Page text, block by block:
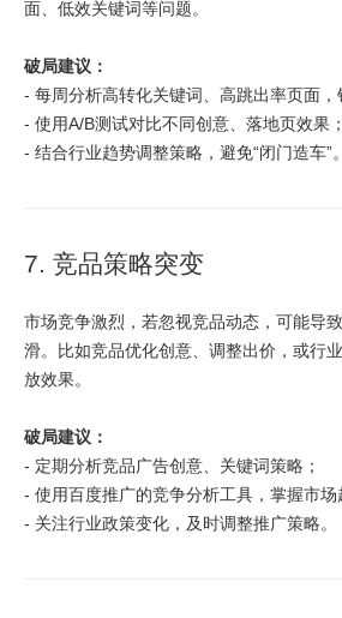
面、低效关键词等问题。
破局建议：
- 每周分析高转化关键词、高跳出率页面，
- 使用A/B测试对比不同创意、落地页效果；
- 结合行业趋势调整策略，避免“闭门造车”。
7. 竞品策略突变
市场竞争激烈，若忽视竞品动态，可能导
滑。比如竞品优化创意、调整出价，或行
放效果。
破局建议：
- 定期分析竞品广告创意、关键词策略；
- 使用百度推广的竞争分析工具，掌握市场
- 关注行业政策变化，及时调整推广策略。